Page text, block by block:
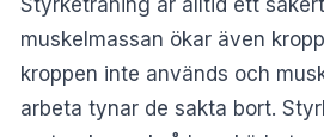
muskelmassan ökar även
kroppen inte används och
arbeta tynar de sakta bort.